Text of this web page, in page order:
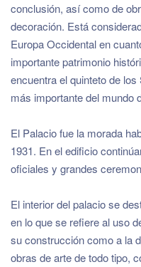
conclusión, así como de
decoración. Está
Europa Occidental en
importante patrimonio
encuentra el quinteto de
más importante del mundo
El Palacio fue la morada
1931. En el edificio
oficiales y grandes
El interior del palacio se
en lo que se refiere al uso
su construcción como a la
obras de arte de todo tipo,